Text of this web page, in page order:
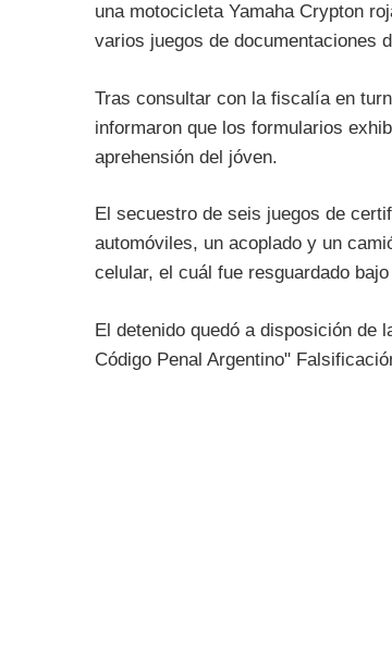
una motocicleta Yamaha Crypton
varios juegos de documentaciones
Tras consultar con la fiscalía en
informaron que los formularios
aprehensión del jóven.
El secuestro de seis juegos de
automóviles, un acoplado y un
celular, el cuál fue resguardado
El detenido quedó a disposición de
Código Penal Argentino"